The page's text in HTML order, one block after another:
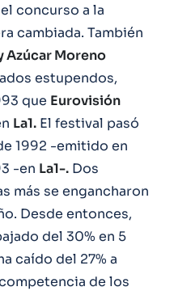
concurso a la
cambiada. También
Azúcar Moreno
estupendos,
que Eurovisión
La1. El festival pasó
1992 -emitido en
-en La1-. Dos
más se engancharon
Desde entonces,
del 30% en 5
caído del 27% a
de los